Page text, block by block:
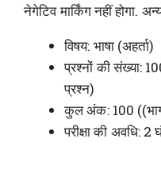
नेगेटिव मार्किंग नहीं होगा.
विषय: भाषा (अहर्ता)
प्रश्नों की संख्या:
प्रश्न)
कुल अंक: 100
परीक्षा की अवधि: 2